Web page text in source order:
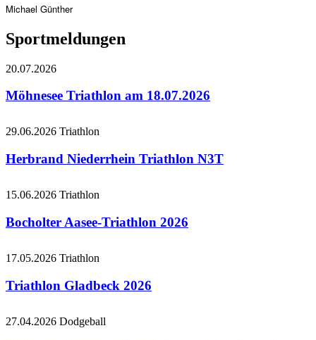
Michael Günther
Sportmeldungen
20.07.2026
Möhnesee Triathlon am 18.07.2026
29.06.2026 Triathlon
Herbrand Niederrhein Triathlon N3T
15.06.2026 Triathlon
Bocholter Aasee-Triathlon 2026
17.05.2026 Triathlon
Triathlon Gladbeck 2026
27.04.2026 Dodgeball